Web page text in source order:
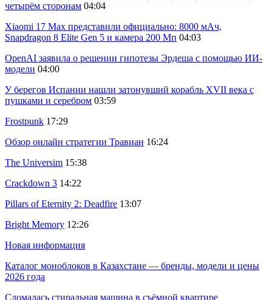
четырём сторонам 04:04
Xiaomi 17 Max представили официально: 8000 мАч,
Snapdragon 8 Elite Gen 5 и камера 200 Мп 04:03
OpenAI заявила о решении гипотезы Эрдеша с помощью ИИ-
модели 04:00
У берегов Испании нашли затонувший корабль XVII века с
пушками и серебром 03:59
Frostpunk 17:29
Обзор онлайн стратегии Травиан 16:24
The Universim 15:38
Crackdown 3 14:22
Pillars of Eternity 2: Deadfire 13:07
Bright Memory 12:26
Новая информация
Каталог моноблоков в Казахстане — бренды, модели и цены
2026 года
Сломалась стиральная машина в съёмной квартире